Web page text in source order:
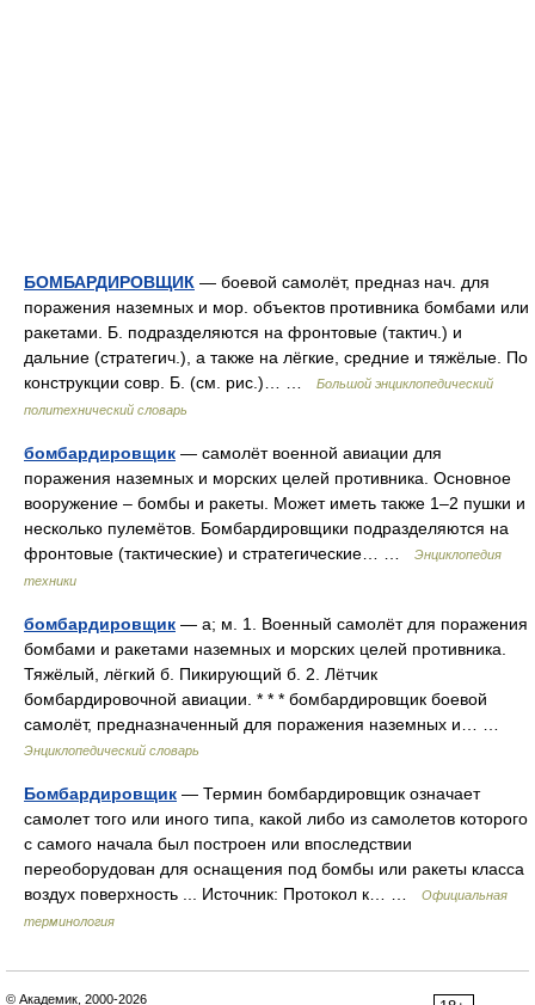
БОМБАРДИРОВЩИК — боевой самолёт, предназ нач. для
поражения наземных и мор. объектов противника бомбами или
ракетами. Б. подразделяются на фронтовые (тактич.) и
дальние (стратегич.), а также на лёгкие, средние и тяжёлые. По
конструкции совр. Б. (см. рис.)… …
Большой энциклопедический
политехнический словарь
бомбардировщик — самолёт военной авиации для
поражения наземных и морских целей противника. Основное
вооружение – бомбы и ракеты. Может иметь также 1–2 пушки и
несколько пулемётов. Бомбардировщики подразделяются на
фронтовые (тактические) и стратегические… …
Энциклопедия
техники
бомбардировщик — а; м. 1. Военный самолёт для поражения
бомбами и ракетами наземных и морских целей противника.
Тяжёлый, лёгкий б. Пикирующий б. 2. Лётчик
бомбардировочной авиации. * * * бомбардировщик боевой
самолёт, предназначенный для поражения наземных и… …
Энциклопедический словарь
Бомбардировщик — Термин бомбардировщик означает
самолет того или иного типа, какой либо из самолетов которого
с самого начала был построен или впоследствии
переоборудован для оснащения под бомбы или ракеты класса
воздух поверхность ... Источник: Протокол к… …
Официальная
терминология
© Академик, 2000-2026